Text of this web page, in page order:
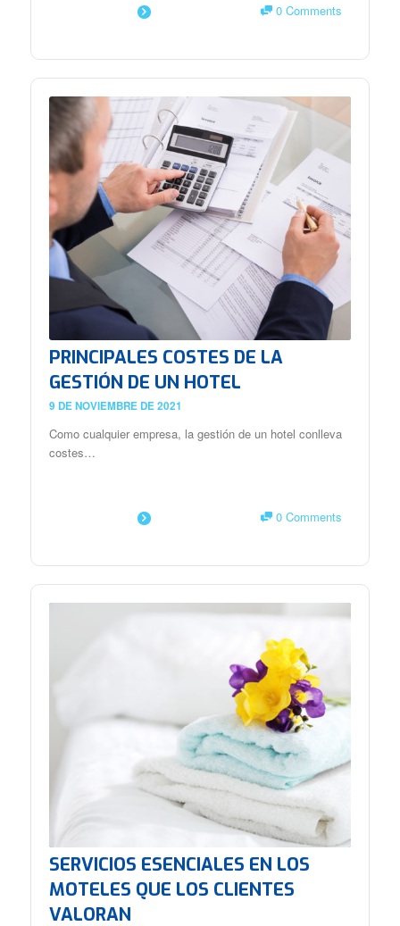
0 Comments
PRINCIPALES COSTES DE LA
GESTIÓN DE UN HOTEL
9 DE NOVIEMBRE DE 2021
Como cualquier empresa, la gestión de un hotel conlleva
costes…
0 Comments
SERVICIOS ESENCIALES EN LOS
MOTELES QUE LOS CLIENTES
VALORAN